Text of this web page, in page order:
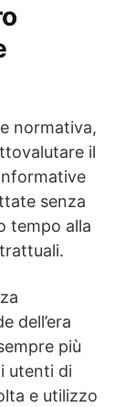
normativa,
il
senza
tempo alla
dell’era
più
utenti di
e utilizzo